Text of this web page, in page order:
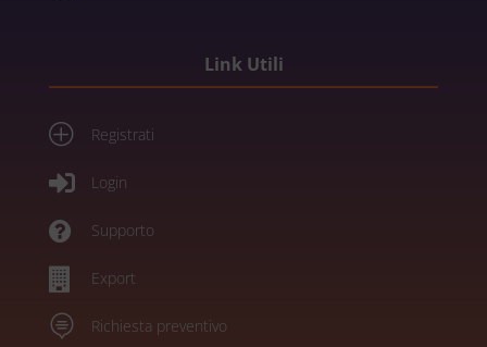
Link Utili
P Registrati
 Login
 Supporto
 Export
 Richiesta preventivo